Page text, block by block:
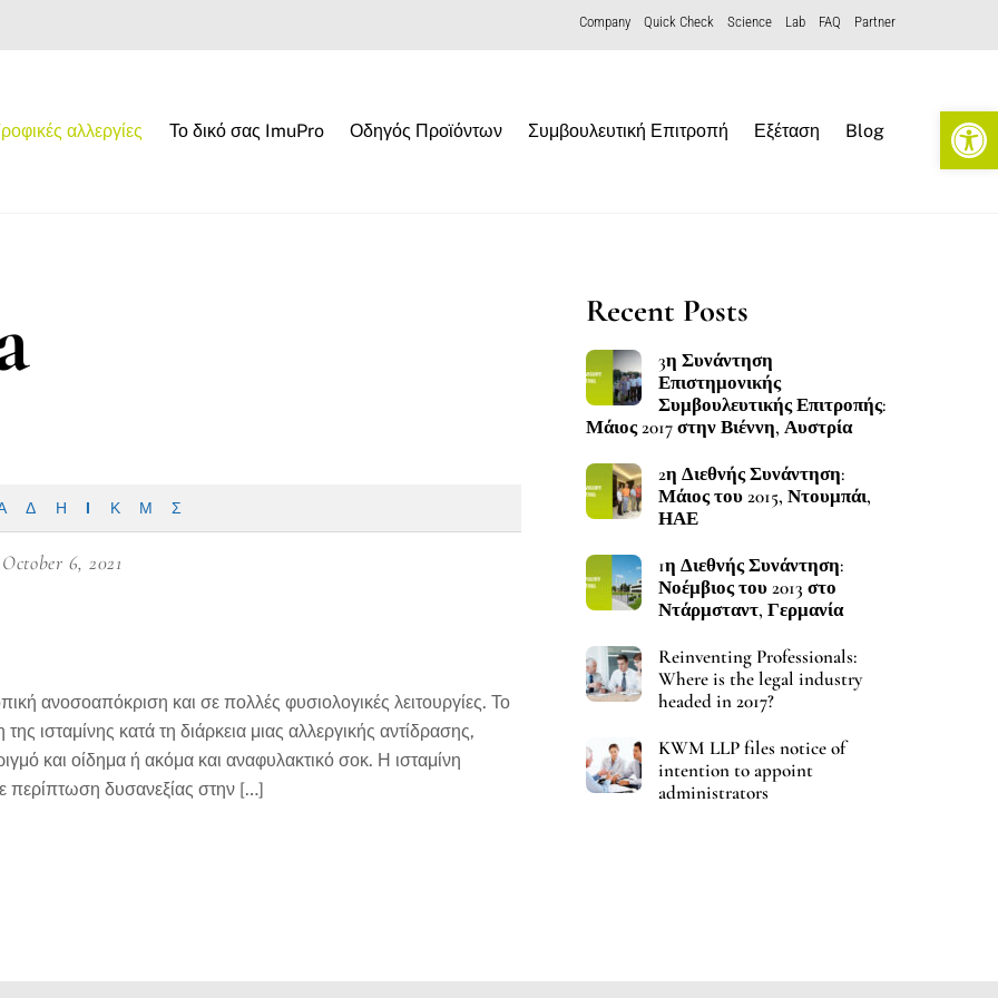
Open toolbar
Company Quick Check Science Lab FAQ Partner
αλλεργίες Το δικό σας ImuPro Οδηγός Προϊόντων Συμβουλευτική Επιτροπή Εξέταση Blog
Δ Η Ι Κ Μ Σ
October 6, 2021
ανοσοαπόκριση και σε πολλές φυσιολογικές λειτουργίες. Το
ισταμίνης κατά τη διάρκεια μιας αλλεργικής αντίδρασης,
και οίδημα ή ακόμα και αναφυλακτικό σοκ. Η ισταμίνη
περίπτωση δυσανεξίας στην […]
Recent Posts
3η Συνάντηση
Επιστημονικής
Συμβουλευτικής Επιτροπής:
Μάιος 2017 στην Βιέννη, Αυστρία
2η Διεθνής Συνάντηση:
Μάιος του 2015, Ντουμπάι,
ΗΑΕ
1η Διεθνής Συνάντηση:
Νοέμβιος του 2013 στο
Ντάρμσταντ, Γερμανία
Reinventing Professionals:
Where is the legal industry
headed in 2017?
KWM LLP files notice of
intention to appoint
administrators